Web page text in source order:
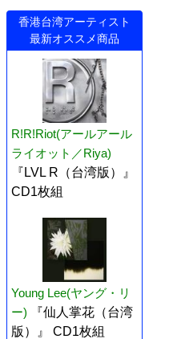
香港台湾アーティスト
最新オススメ商品
R!R!Riot(アールアール
ライオット／Riya)
『LVL R（台湾版）』
CD1枚組
Young Lee(ヤング・リ
ー)
『仙人掌花（台湾
版）』 CD1枚組